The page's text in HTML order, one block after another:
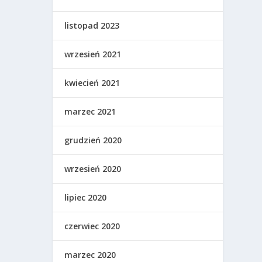
listopad 2023
wrzesień 2021
kwiecień 2021
marzec 2021
grudzień 2020
wrzesień 2020
lipiec 2020
czerwiec 2020
marzec 2020